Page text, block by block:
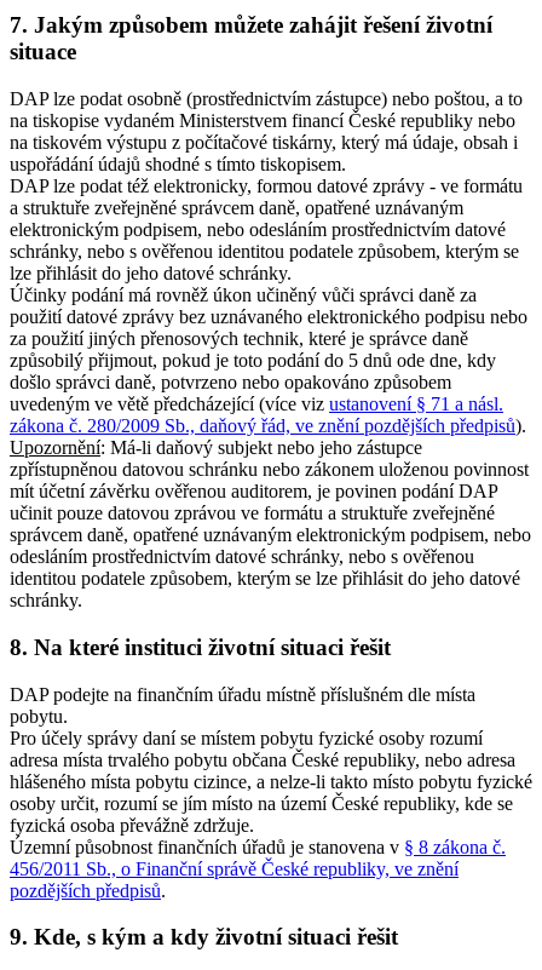
7. Jakým způsobem můžete zahájit řešení životní
situace
DAP lze podat osobně (prostřednictvím zástupce) nebo poštou, a to
na tiskopise vydaném Ministerstvem financí České republiky nebo
na tiskovém výstupu z počítačové tiskárny, který má údaje, obsah i
uspořádání údajů shodné s tímto tiskopisem.
DAP lze podat též elektronicky, formou datové zprávy - ve formátu
a struktuře zveřejněné správcem daně, opatřené uznávaným
elektronickým podpisem, nebo odesláním prostřednictvím datové
schránky, nebo s ověřenou identitou podatele způsobem, kterým se
lze přihlásit do jeho datové schránky.
Účinky podání má rovněž úkon učiněný vůči správci daně za
použití datové zprávy bez uznávaného elektronického podpisu nebo
za použití jiných přenosových technik, které je správce daně
způsobilý přijmout, pokud je toto podání do 5 dnů ode dne, kdy
došlo správci daně, potvrzeno nebo opakováno způsobem
uvedeným ve větě předcházející (více viz ustanovení § 71 a násl.
zákona č. 280/2009 Sb., daňový řád, ve znění pozdějších předpisů).
Upozornění: Má-li daňový subjekt nebo jeho zástupce
zpřístupněnou datovou schránku nebo zákonem uloženou povinnost
mít účetní závěrku ověřenou auditorem, je povinen podání DAP
učinit pouze datovou zprávou ve formátu a struktuře zveřejněné
správcem daně, opatřené uznávaným elektronickým podpisem, nebo
odesláním prostřednictvím datové schránky, nebo s ověřenou
identitou podatele způsobem, kterým se lze přihlásit do jeho datové
schránky.
8. Na které instituci životní situaci řešit
DAP podejte na finančním úřadu místně příslušném dle místa
pobytu.
Pro účely správy daní se místem pobytu fyzické osoby rozumí
adresa místa trvalého pobytu občana České republiky, nebo adresa
hlášeného místa pobytu cizince, a nelze-li takto místo pobytu fyzické
osoby určit, rozumí se jím místo na území České republiky, kde se
fyzická osoba převážně zdržuje.
Územní působnost finančních úřadů je stanovena v § 8 zákona č.
456/2011 Sb., o Finanční správě České republiky, ve znění
pozdějších předpisů.
9. Kde, s kým a kdy životní situaci řešit